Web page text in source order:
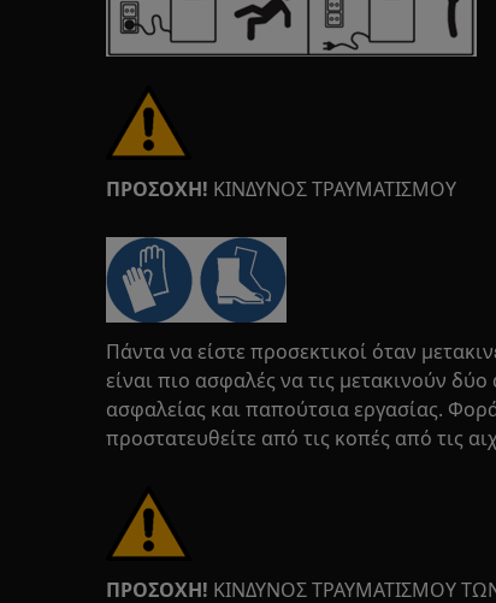
ΠΡΟΣΟΧΗ! ΚΙΝΔΥΝΟΣ ΤΡΑΥΜΑΤΙΣΜΟΥ
Πάντα να είστε προσεκτικοί όταν
είναι πιο ασφαλές να τις μετακινούν
ασφαλείας και παπούτσια εργασίας.
προστατευθείτε από τις κοπές από τις
ΠΡΟΣΟΧΗ! ΚΙΝΔΥΝΟΣ ΤΡΑΥΜΑΤΙΣΜΟΥ